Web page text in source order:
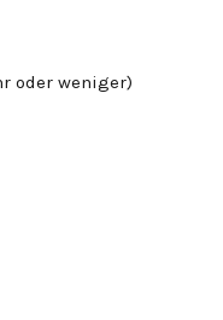
oder weniger)